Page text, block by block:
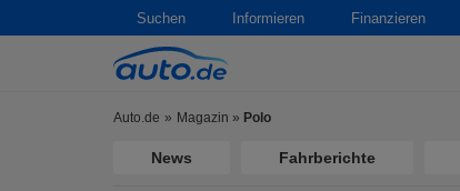
Suchen Informieren Finanzieren
Auto.de Magazin » Polo
News Fahrberichte